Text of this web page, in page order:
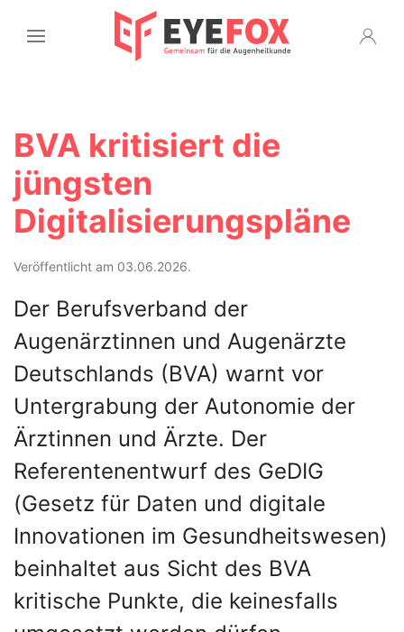
BVA kritisiert die
jüngsten
Digitalisierungspläne
Veröffentlicht am 03.06.2026.
Der Berufsverband der
Augenärztinnen und Augenärzte
Deutschlands (BVA) warnt vor
Untergrabung der Autonomie der
Ärztinnen und Ärzte. Der
Referentenentwurf des GeDIG
(Gesetz für Daten und digitale
Innovationen im Gesundheitswesen)
beinhaltet aus Sicht des BVA
kritische Punkte, die keinesfalls